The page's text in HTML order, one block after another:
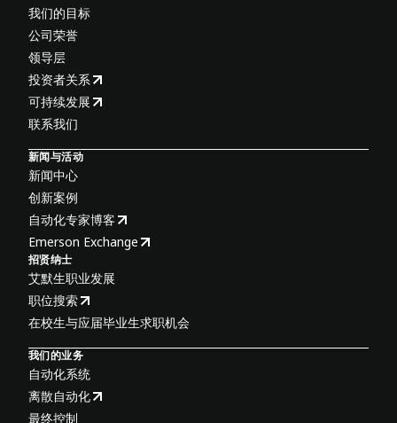
我们的目标
公司荣誉
领导层
投资者关系
可持续发展
联系我们
新闻与活动
新闻中心
创新案例
自动化专家博客
Emerson Exchange
招贤纳士
艾默生职业发展
职位搜索
在校生与应届毕业生求职机会
我们的业务
自动化系统
离散自动化
最终控制